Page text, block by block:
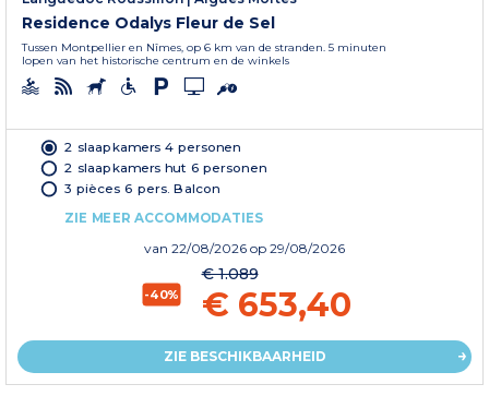
Residence Odalys Fleur de Sel
Tussen Montpellier en Nîmes, op 6 km van de stranden. 5 minuten
lopen van het historische centrum en de winkels
2 slaapkamers 4 personen
2 slaapkamers hut 6 personen
3 pièces 6 pers. Balcon
ZIE MEER ACCOMMODATIES
van 22/08/2026 op 29/08/2026
-40%
€ 1.089
€ 653,40
ZIE BESCHIKBAARHEID